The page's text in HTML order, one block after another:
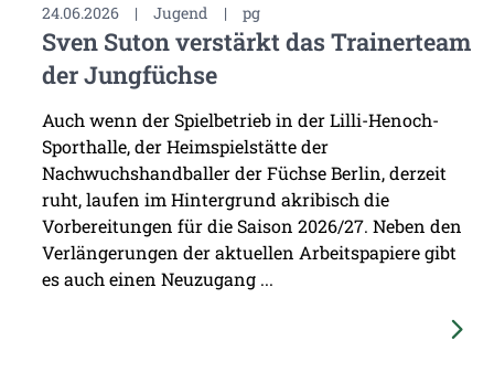
24.06.2026 | Jugend | pg
Sven Suton verstärkt das Trainerteam
der Jungfüchse
Auch wenn der Spielbetrieb in der Lilli-Henoch-
Sporthalle, der Heimspielstätte der
Nachwuchshandballer der Füchse Berlin, derzeit
ruht, laufen im Hintergrund akribisch die
Vorbereitungen für die Saison 2026/27. Neben den
Verlängerungen der aktuellen Arbeitspapiere gibt
es auch einen Neuzugang ...